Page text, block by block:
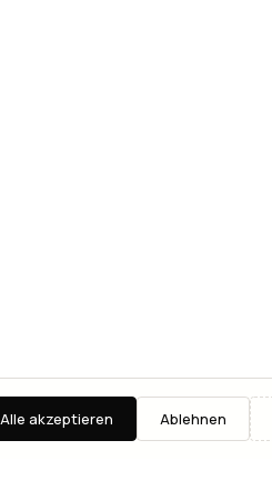
Alle akzeptieren Ablehnen